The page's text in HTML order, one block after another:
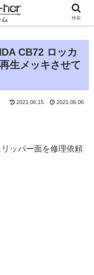
CB72 ロッカ
生メッキさせて
2021.06.15 2021.06.06
ッパー面を修理依頼
検索